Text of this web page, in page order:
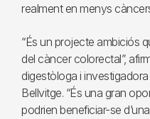
realment en menys
“És un projecte ambiciós
del càncer colorectal”,
digestòloga i
Bellvitge. “És una gran
podrien beneficiar-se